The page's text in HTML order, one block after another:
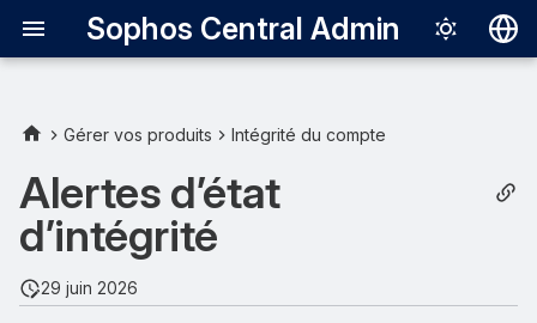
Sophos Central Admin
日本語
Voir vos alertes
Voir le contrôle qui a
déclenché une alerte.
Gérer vos produits Intégrité du compte
Alertes d’état
d’intégrité
29 juin 2026